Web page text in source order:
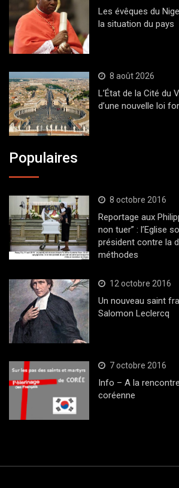
Les évêques du
la situation du pays
8 août 2026
L’État de la Cité du
d’une nouvelle loi
Populaires
8 octobre 2016
Reportage aux
non tuer” : l’Eglise
président contre la
méthodes
12 octobre 2016
Un nouveau saint
Salomon Leclercq
7 octobre 2016
Info – A la rencontre
coréenne